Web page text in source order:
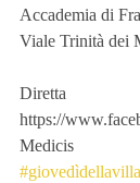
Accademia di
Viale Trinità dei
https://
Medicis
#giovedìdellavilla